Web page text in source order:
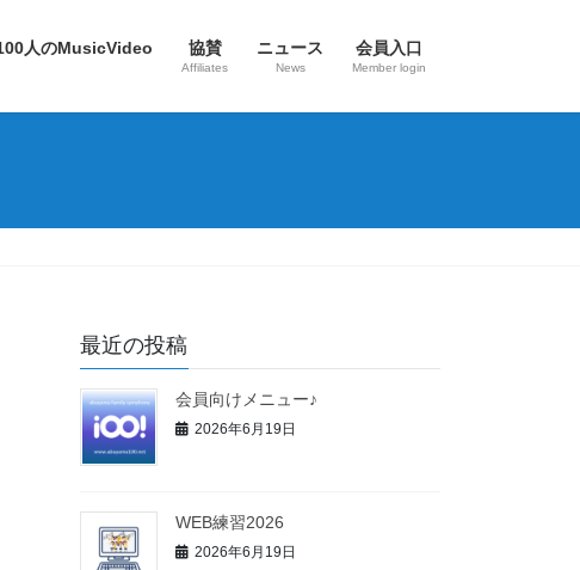
人のMusicVideo 協賛
Affiliates
ニュース
News
会員入口
Member login
最近の投稿
会員向けメニュー♪
2026年6月19日
WEB練習2026
2026年6月19日